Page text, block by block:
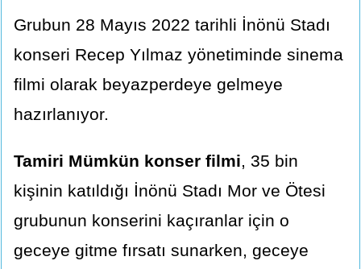
Grubun 28 Mayıs 2022 tarihli İnönü Stadı
konseri Recep Yılmaz yönetiminde sinema
filmi olarak beyazperdeye gelmeye
hazırlanıyor.
Tamiri Mümkün konser filmi , 35 bin
kişinin katıldığı İnönü Stadı Mor ve Ötesi
grubunun konserini kaçıranlar için o
geceye gitme fırsatı sunarken, geceye